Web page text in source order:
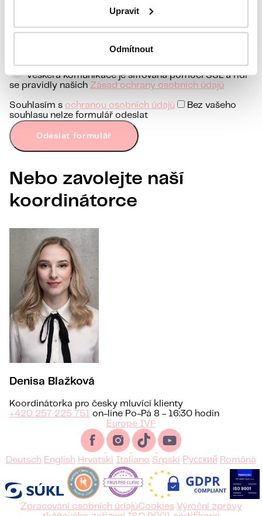
Upravit
Odmítnout
Veškerá komunikace je šifrována pomocí SSL a řídí
se pravidly našich Zásad ochrany osobních údajů
Souhlasím s ochranou osobních údajů
Bez vašeho
souhlasu nelze formulář odeslat
Odeslat formulář
Nebo zavolejte naší
koordinátorce
Denisa Blažková
Koordinátorka pro česky mluvící klienty
+420 257 225 751
on-line Po-Pá 8 - 16:30 hodin
Europe IVF
Deutsch English Hrvatski Italiano Srpski Русский Română
Zpracování osobních údajůCookies Výroční zprávy